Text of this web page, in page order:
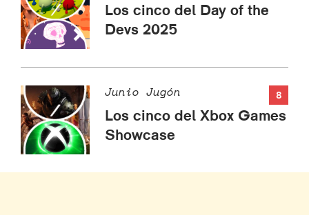
Los cinco del Day of the
Devs 2025
8
Junio Jugón
Los cinco del Xbox Games
Showcase